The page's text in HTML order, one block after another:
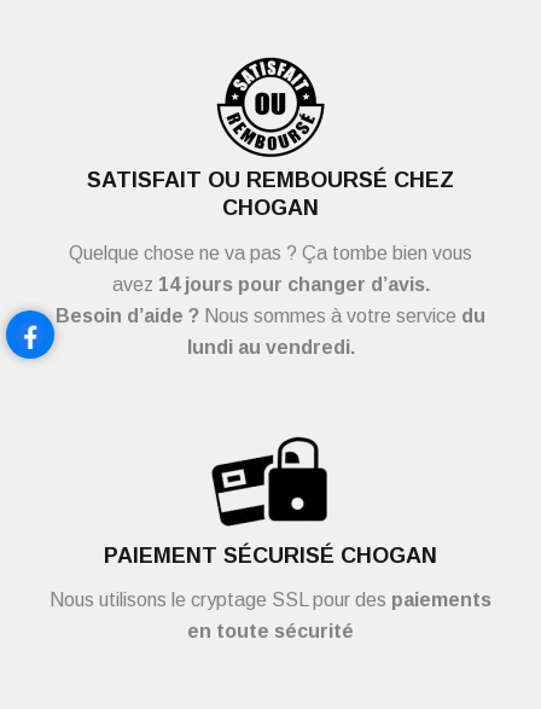
SATISFAIT OU REMBOURSÉ CHEZ
CHOGAN
Quelque chose ne va pas ? Ça tombe bien vous
avez 14 jours pour changer d’avis.
Besoin d’aide ? Nous sommes à votre service du
lundi au vendredi.
PAIEMENT SÉCURISÉ CHOGAN
Nous utilisons le cryptage SSL pour des paiements
en toute sécurité